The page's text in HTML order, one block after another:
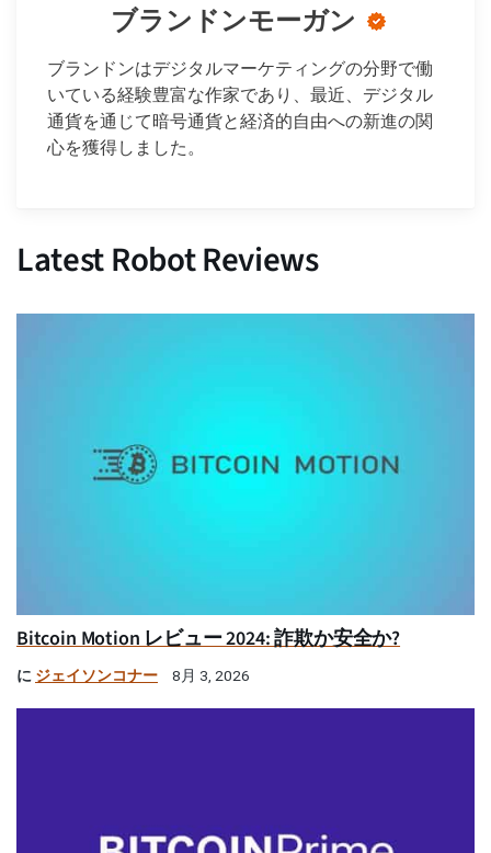
ブランドンモーガン
ブランドンはデジタルマーケティングの分野で働
いている経験豊富な作家であり、最近、デジタル
通貨を通じて暗号通貨と経済的自由への新進の関
心を獲得しました。
Latest Robot Reviews
Bitcoin Motion レビュー 2024: 詐欺か安全か?
に ジェイソンコナー 8月 3, 2026